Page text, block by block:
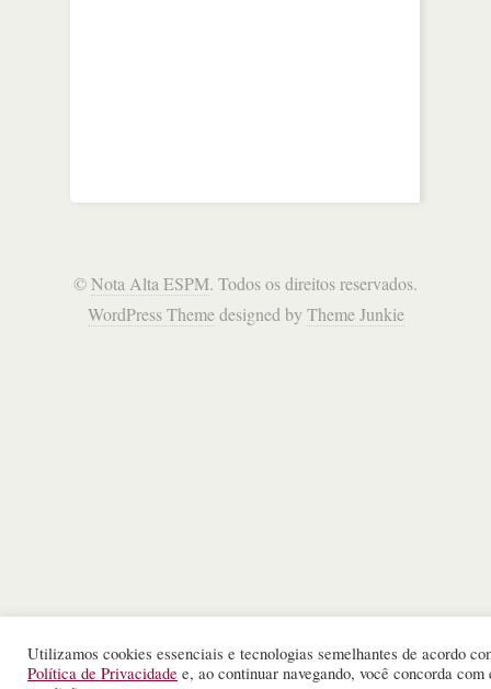
©Nota Alta ESPM. Todos os direitos reservados.
WordPress Themedesigned by Theme Junkie
Utilizamos cookies essenciais e tecnologias semelhantes de acordo
Política de Privacidade e, ao continuar navegando, você concorda com